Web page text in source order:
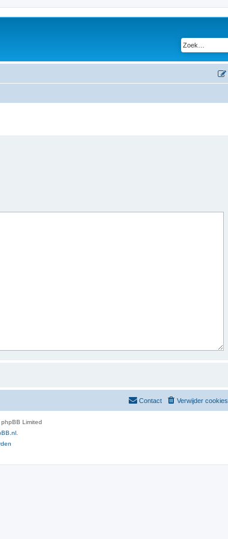
Verwijder cookies
Contact
Limited